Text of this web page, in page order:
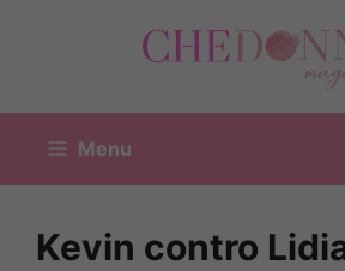
Menu
Kevin contro